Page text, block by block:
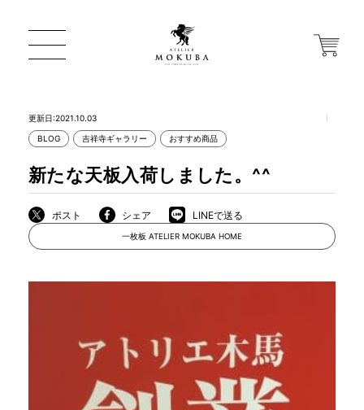
店舗から探す
商品情報
更新日:2021.10.03
BLOG 吉祥寺ギャラリー おすすめ商品
新たな天板入荷しました。^^
ポスト シェア LINEで送る
一枚板 ATELIER MOKUBA HOME